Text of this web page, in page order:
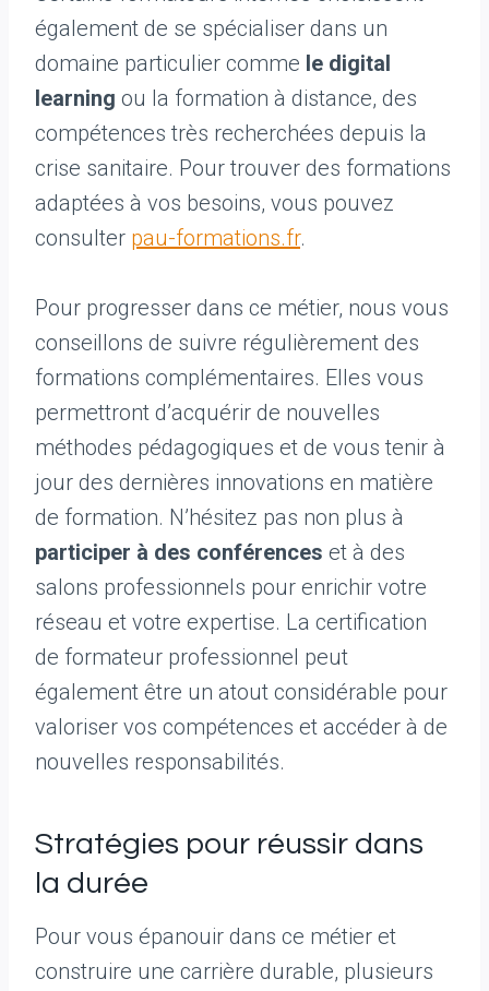
également de se spécialiser dans un
domaine particulier comme le digital
learning ou la formation à distance, des
compétences très recherchées depuis la
crise sanitaire. Pour trouver des formations
adaptées à vos besoins, vous pouvez
consulter pau-formations.fr.
Pour progresser dans ce métier, nous vous
conseillons de suivre régulièrement des
formations complémentaires. Elles vous
permettront d’acquérir de nouvelles
méthodes pédagogiques et de vous tenir à
jour des dernières innovations en matière
de formation. N’hésitez pas non plus à
participer à des conférences et à des
salons professionnels pour enrichir votre
réseau et votre expertise. La certification
de formateur professionnel peut
également être un atout considérable pour
valoriser vos compétences et accéder à de
nouvelles responsabilités.
Stratégies pour réussir dans
la durée
Pour vous épanouir dans ce métier et
construire une carrière durable, plusieurs